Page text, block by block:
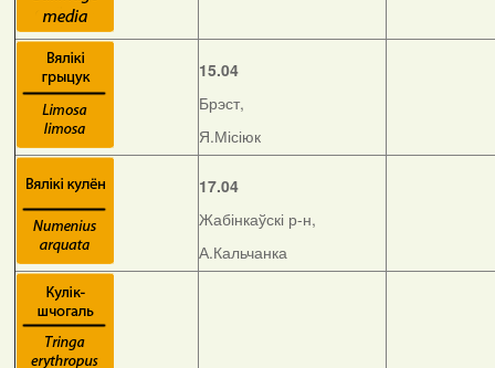
15.04
Брэст,
Я.Місіюк
17.04
Жабінкаўскі р-н,
А.Кальчанка